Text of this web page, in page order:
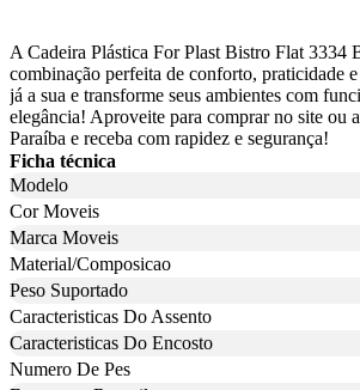
A Cadeira Plástica For Plast Bistro Flat 3334
combinação perfeita de conforto, praticidade
já a sua e transforme seus ambientes com
elegância! Aproveite para comprar no site ou
Paraíba e receba com rapidez e segurança!
Ficha técnica
Modelo
Cor Moveis
Marca Moveis
Material/Composicao
Peso Suportado
Caracteristicas Do Assento
Caracteristicas Do Encosto
Numero De Pes